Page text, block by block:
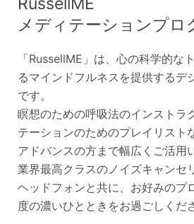
メディテーションプロ
「RussellME」は、心の科学的な
るマインドフルネスを提供するデ
です。
瞑想のための呼吸法のインストラ
テーションのためのプレイリスト
アドバンスの方まで幅広くご活用
業界最高クラスのノイズキャンセ
ヘッドフォンと共に、お好みのプ
度の濃いひとときをお過ごしくだ